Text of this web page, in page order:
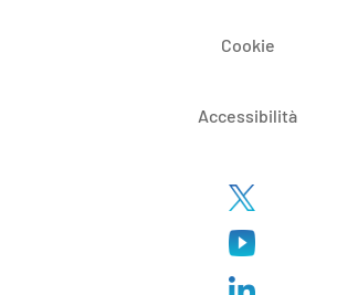
Cookie
Accessibilità